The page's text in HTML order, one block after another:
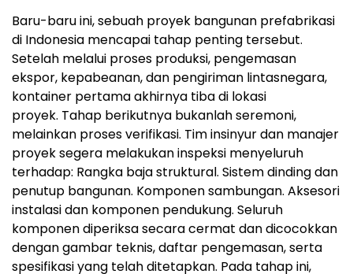
Baru-baru ini, sebuah proyek bangunan prefabrikasi
di Indonesia mencapai tahap penting tersebut.
Setelah melalui proses produksi, pengemasan
ekspor, kepabeanan, dan pengiriman lintasnegara,
kontainer pertama akhirnya tiba di lokasi
proyek. Tahap berikutnya bukanlah seremoni,
melainkan proses verifikasi. Tim insinyur dan manajer
proyek segera melakukan inspeksi menyeluruh
terhadap: Rangka baja struktural. Sistem dinding dan
penutup bangunan. Komponen sambungan. Aksesori
instalasi dan komponen pendukung. Seluruh
komponen diperiksa secara cermat dan dicocokkan
dengan gambar teknis, daftar pengemasan, serta
spesifikasi yang telah ditetapkan. Pada tahap ini,